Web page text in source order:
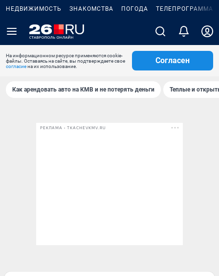
НЕДВИЖИМОСТЬ ЗНАКОМСТВА ПОГОДА ТЕЛЕПРОГРАММА
На информационном ресурсе применяются cookie-
файлы. Оставаясь на сайте, вы подтверждаете свое
согласиена их использование.
Согласен
Как арендовать авто на КМВ и не потерять деньги Теплые и
РЕКЛАМА • TKACHEVKMV.RU